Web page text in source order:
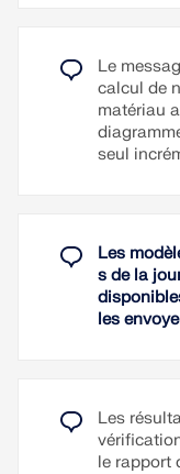
Le
calcul de
matériau
seul
Les
s de la
les
Les
le rapport